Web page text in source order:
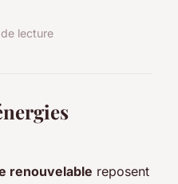
lecture
renouvelable reposent